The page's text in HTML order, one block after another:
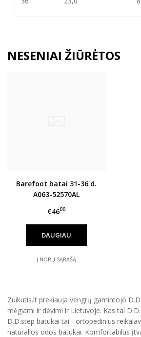
NESENIAI ŽIŪRĖTOS
Barefoot batai 31-36 d.
A063-52570AL
€4600
DAUGIAU
Į NORŲ SĄRAŠĄ
Zuikutis.lt prekiauja vengrų gamintojo
mėgiami ir dėvimi ir Lietuvoje. Kas tai
D.D.step batukai tai - ortopedinius
natūralios odos batukai. Komfortabilūs